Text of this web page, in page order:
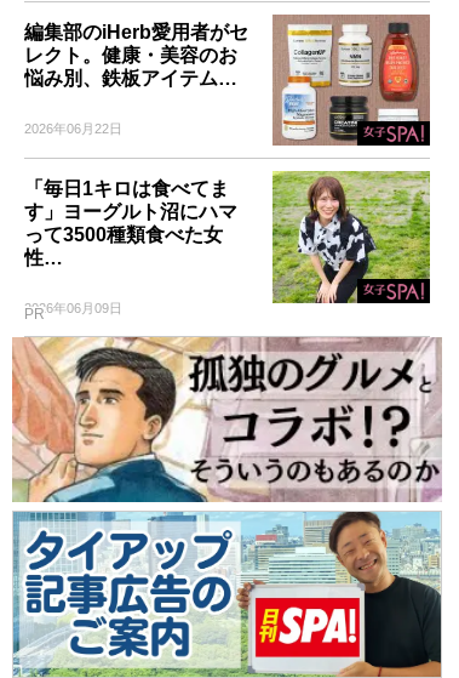
編集部のiHerb愛用者がセ
レクト。健康・美容のお
悩み別、鉄板アイテム…
2026年06月22日
「毎日1キロは食べてま
す」ヨーグルト沼にハマ
って3500種類食べた女
性…
2026年06月09日
PR